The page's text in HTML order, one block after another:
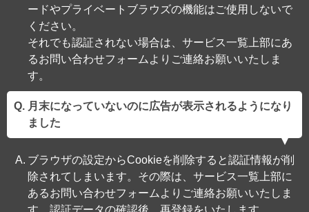
ードやプライベートブラウズの機能はご使用しないで
ください。
それでも認証されない場合は、サービス一覧上部にあ
るお問い合わせフォームよりご連絡お願いいたしま
す。
月末になっていないのに広告が表示されるようになり
ました
ブラウザの設定からCookieを削除すると認証情報が削
除されてしまいます。その際は、サービス一覧上部に
あるお問い合わせフォームよりご連絡お願いいたしま